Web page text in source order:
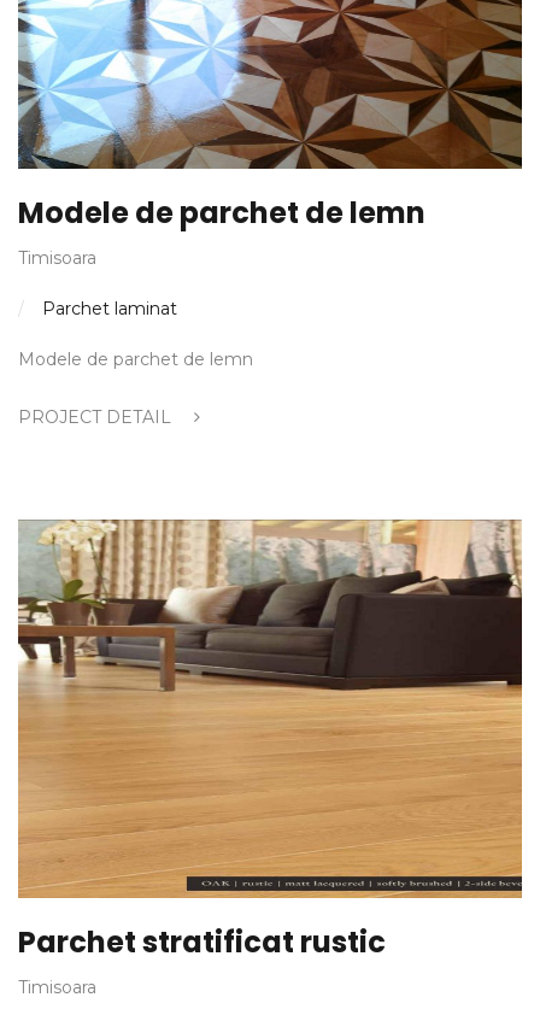
Modele de parchet de lemn
Timisoara
Parchet laminat
Modele de parchet de lemn
PROJECT DETAIL
Parchet stratificat rustic
Timisoara